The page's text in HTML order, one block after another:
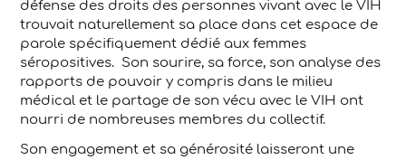
défense des droits des personnes vivant avec le VIH
trouvait naturellement sa place dans cet espace de
parole spécifiquement dédié aux femmes
séropositives. Son sourire, sa force, son analyse des
rapports de pouvoir y compris dans le milieu
médical et le partage de son vécu avec le VIH ont
nourri de nombreuses membres du collectif.
Son engagement et sa générosité laisseront une